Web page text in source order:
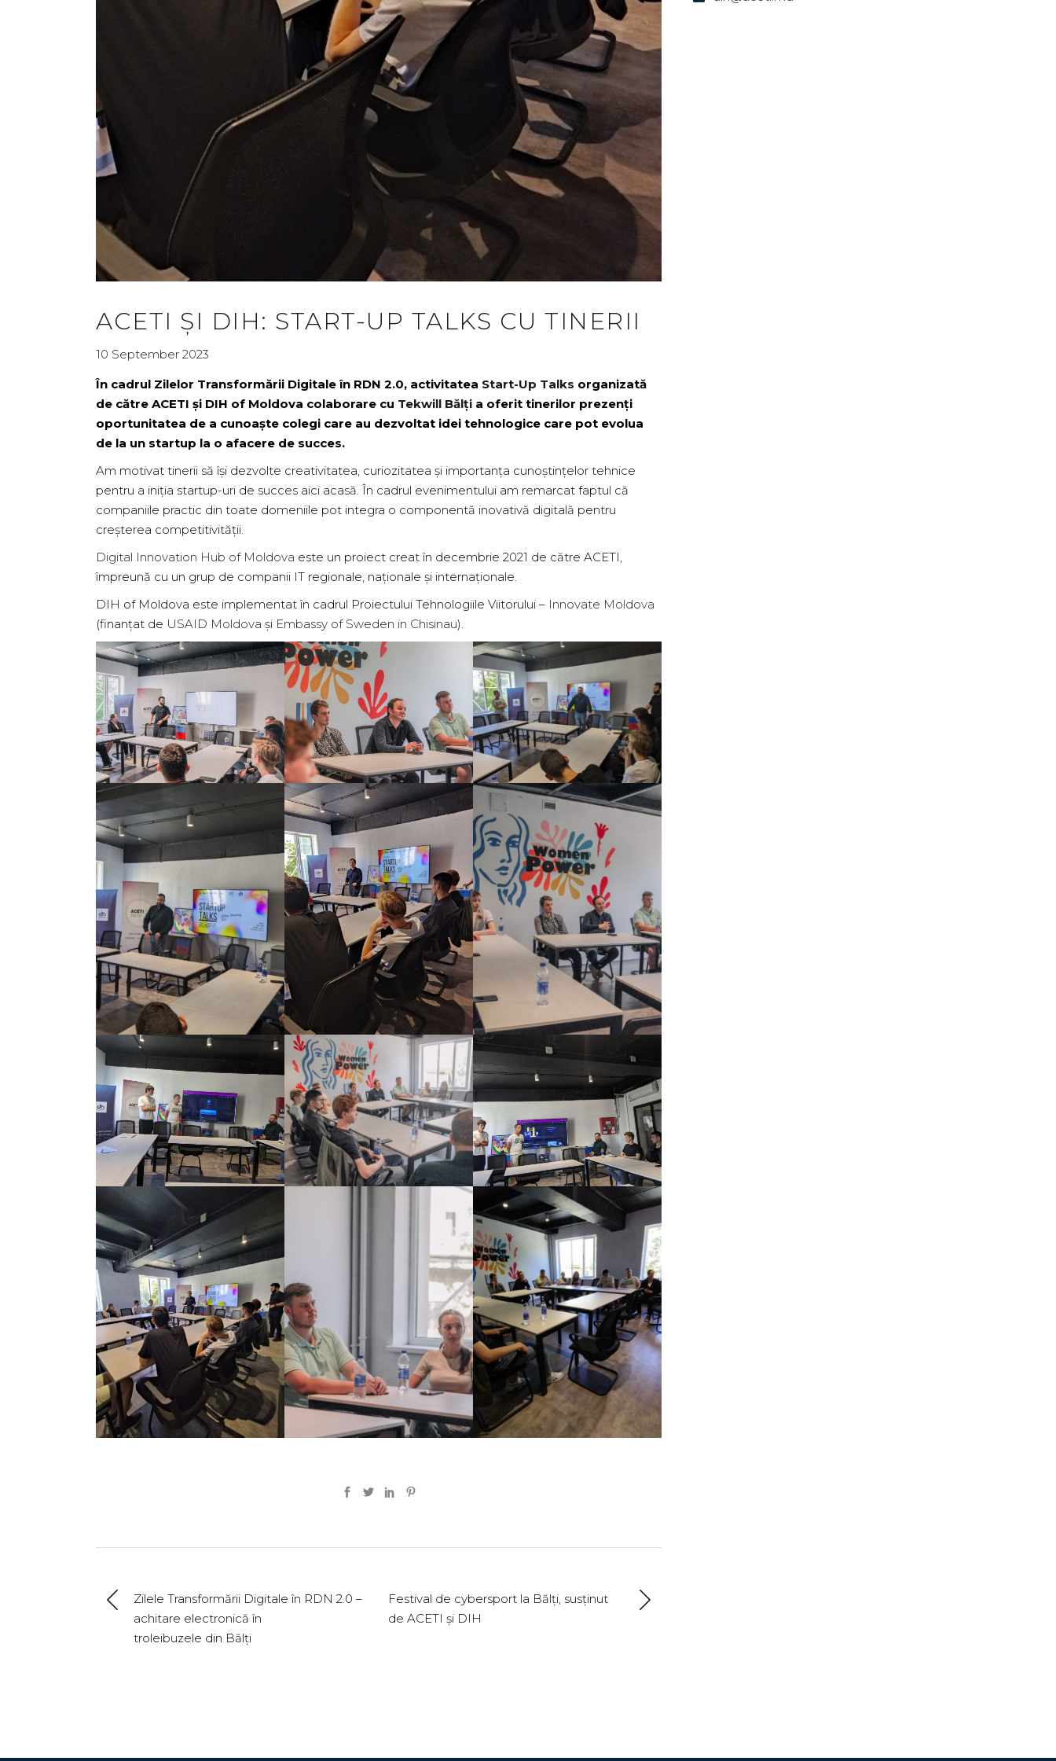
ACETI ȘI DIH: START-UP TALKS CU TINERII
10 September 2023
În cadrul Zilelor Transformării Digitale în RDN 2.0, activitatea Start-Up Talks organizată
de către ACETI și DIH of Moldova colaborare cu Tekwill Bălți a oferit tinerilor prezenți
oportunitatea de a cunoaște colegi care au dezvoltat idei tehnologice care pot evolua
de la un startup la o afacere de succes.
Am motivat tinerii să își dezvolte creativitatea, curiozitatea și importanța cunoștințelor tehnice
pentru a iniția startup-uri de succes aici acasă. În cadrul evenimentului am remarcat faptul că
companiile practic din toate domeniile pot integra o componentă inovativă digitală pentru
creșterea competitivității.
Digital Innovation Hub of Moldova este un proiect creat în decembrie 2021 de către ACETI,
împreună cu un grup de companii IT regionale, naționale și internaționale.
DIH of Moldova este implementat în cadrul Proiectului Tehnologiile Viitorului – Innovate Moldova
(finanțat de USAID Moldova și Embassy of Sweden in Chisinau).
Zilele Transformării Digitale în RDN 2.0 –
achitare electronică în
troleibuzele din Bălți
Festival de cybersport la Bălți, susținut
de ACETI și DIH